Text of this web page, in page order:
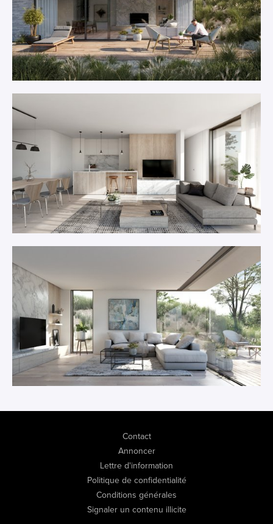
Contact
Annoncer
Lettre d'information
Politique de confidentialité
Conditions générales
Signaler un contenu illicite